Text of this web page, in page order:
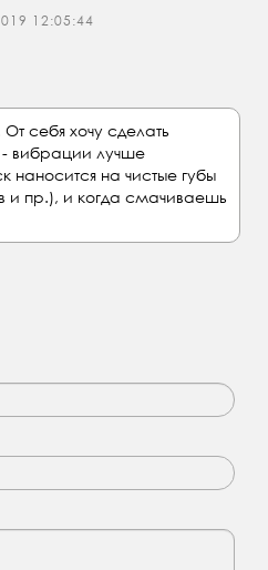
12:05:44
себя хочу сделать
вибрации лучше
на чистые губы
и пр.), и когда смачиваешь